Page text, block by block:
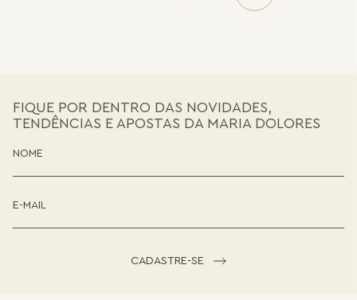
FIQUE POR DENTRO DAS NOVIDADES,
TENDÊNCIAS E APOSTAS DA MARIA DOLORES
CADASTRE-SE